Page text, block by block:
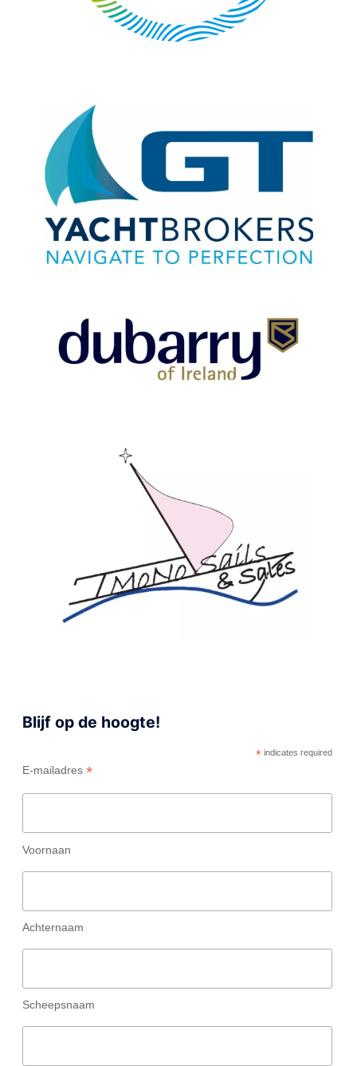
Blijf op de hoogte!
*indicates required
E-mailadres *
Voornaan
Achternaam
Scheepsnaam